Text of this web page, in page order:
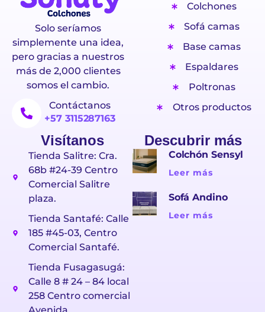
Solo seríamos
simplemente una idea,
pero gracias a nuestros
más de 2,000 clientes
somos el cambio.
Contáctanos
+57 3115287163
Colchones
Sofá camas
Base camas
Espaldares
Poltronas
Otros productos
Visítanos
Tienda Salitre: Cra.
68b #24-39 Centro
Comercial Salitre
plaza.
Tienda Santafé: Calle
185 #45-03, Centro
Comercial Santafé.
Tienda Fusagasugá:
Calle 8 # 24 – 84 local
258 Centro comercial
Descubrir más
Colchón Sensyl
Leer más
Sofá Andino
Leer más